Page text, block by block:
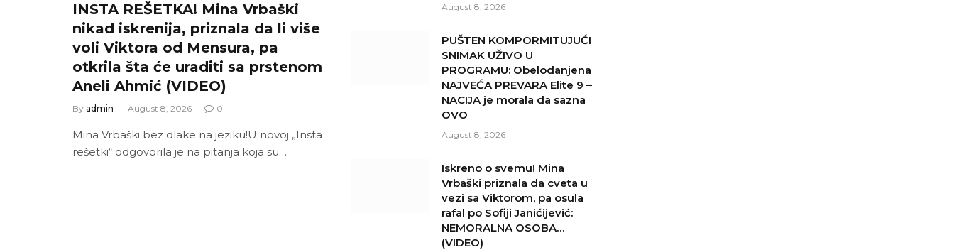
INSTA REŠETKA! Mina Vrbaški
nikad iskrenija, priznala da li više
voli Viktora od Mensura, pa
otkrila šta će uraditi sa prstenom
Aneli Ahmić (VIDEO)
By admin August 8, 2026 0
Mina Vrbaški bez dlake na jeziku!U novoj „Insta
rešetki“ odgovorila je na pitanja koja su…
August 8, 2026
PUŠTEN KOMPORMITUJUĆI
SNIMAK UŽIVO U
PROGRAMU: Obelodanjena
NAJVEĆA PREVARA Elite 9 –
NACIJA je morala da sazna
OVO
August 8, 2026
Iskreno o svemu! Mina
Vrbaški priznala da cveta u
vezi sa Viktorom, pa osula
rafal po Sofiji Janićijević:
NEMORALNA OSOBA…
(VIDEO)